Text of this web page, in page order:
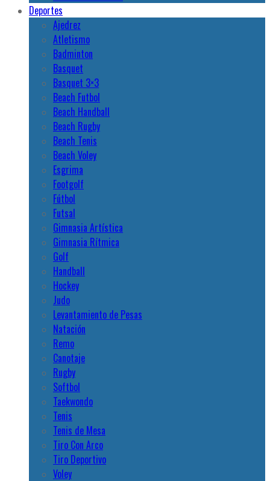
Deportes
Ajedrez
Atletismo
Badminton
Basquet
Basquet 3×3
Beach Futbol
Beach Handball
Beach Rugby
Beach Tenis
Beach Voley
Esgrima
Footgolf
Fútbol
Futsal
Gimnasia Artística
Gimnasia Rítmica
Golf
Handball
Hockey
Judo
Levantamiento de Pesas
Natación
Remo
Canotaje
Rugby
Softbol
Taekwondo
Tenis
Tenis de Mesa
Tiro Con Arco
Tiro Deportivo
Voley